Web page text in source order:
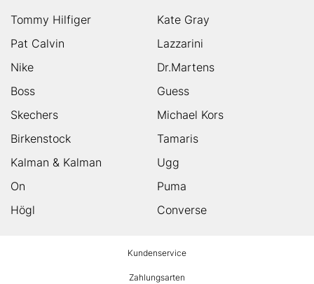
Tommy Hilfiger
Kate Gray
Pat Calvin
Lazzarini
Nike
Dr.Martens
Boss
Guess
Skechers
Michael Kors
Birkenstock
Tamaris
Kalman & Kalman
Ugg
On
Puma
Högl
Converse
Kundenservice
Zahlungsarten